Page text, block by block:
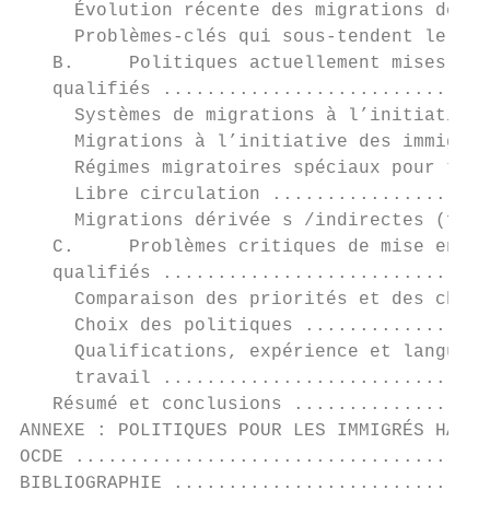
Évolution récente des migrations de
Problèmes-clés qui sous-tendent le
B.     Politiques actuellement mises
qualifiés
Systèmes de migrations à
Migrations à l’initiative des
Régimes migratoires spéciaux pour
Libre circulation
Migrations dérivée s /indirectes
C.     Problèmes critiques de mise en
qualifiés
Comparaison des priorités et des
Choix des politiques
Qualifications, expérience et
travail
Résumé et conclusions
ANNEXE : POLITIQUES POUR LES IMMIGRÉS
OCDE
BIBLIOGRAPHIE